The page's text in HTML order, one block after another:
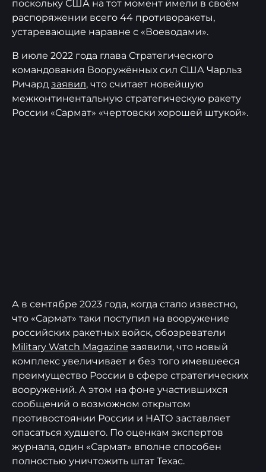
поскольку США на тот момент имели в своём
распоряжении всего 44 противоракеты,
устаревающие наравне с «Воеводами».
В июле 2022 года глава Стратегического
командования Вооружённых сил США Чарльз
Ричард заявил, что считает новейшую
межконтинентальную стратегическую ракету
России «Сармат» «чертовски хорошей штукой».
А в сентябре 2023 года, когда стало известно,
что «Сармат» таки поступил на вооружение
российских ракетных войск, обозреватели
Military Watch Magazine заявили, что новый
комплекс увеличивает и без того имевшееся
преимущество России в сфере стратегических
вооружений. А этом на фоне участившихся
сообщений о возможном открытом
противостоянии России и НАТО заставляет
опасаться худшего. По оценкам экспертов
журнала, один «Сармат» вполне способен
полностью уничтожить штат Техас.